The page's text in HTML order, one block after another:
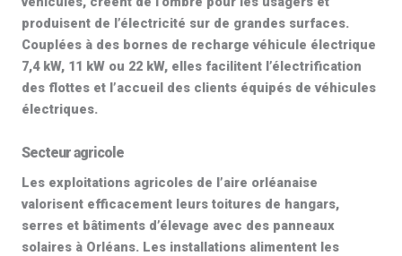
produisent de l’électricité sur de grandes surfaces.
Couplées à des bornes de recharge véhicule électrique
7,4 kW, 11 kW ou 22 kW, elles facilitent l’électrification
des flottes et l’accueil des clients équipés de véhicules
électriques.
Secteur agricole
Les exploitations agricoles de l’aire orléanaise
valorisent efficacement leurs toitures de hangars,
serres et bâtiments d’élevage avec des panneaux
solaires à Orléans. Les installations alimentent les